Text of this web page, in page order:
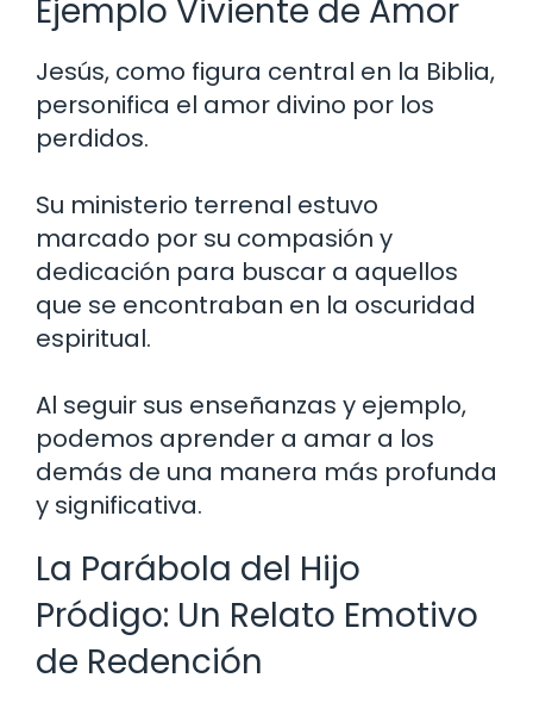
Ejemplo Viviente de Amor
Jesús, como figura central en la Biblia,
personifica el amor divino por los
perdidos.
Su ministerio terrenal estuvo
marcado por su compasión y
dedicación para buscar a aquellos
que se encontraban en la oscuridad
espiritual.
Al seguir sus enseñanzas y ejemplo,
podemos aprender a amar a los
demás de una manera más profunda
y significativa.
La Parábola del Hijo
Pródigo: Un Relato Emotivo
de Redención